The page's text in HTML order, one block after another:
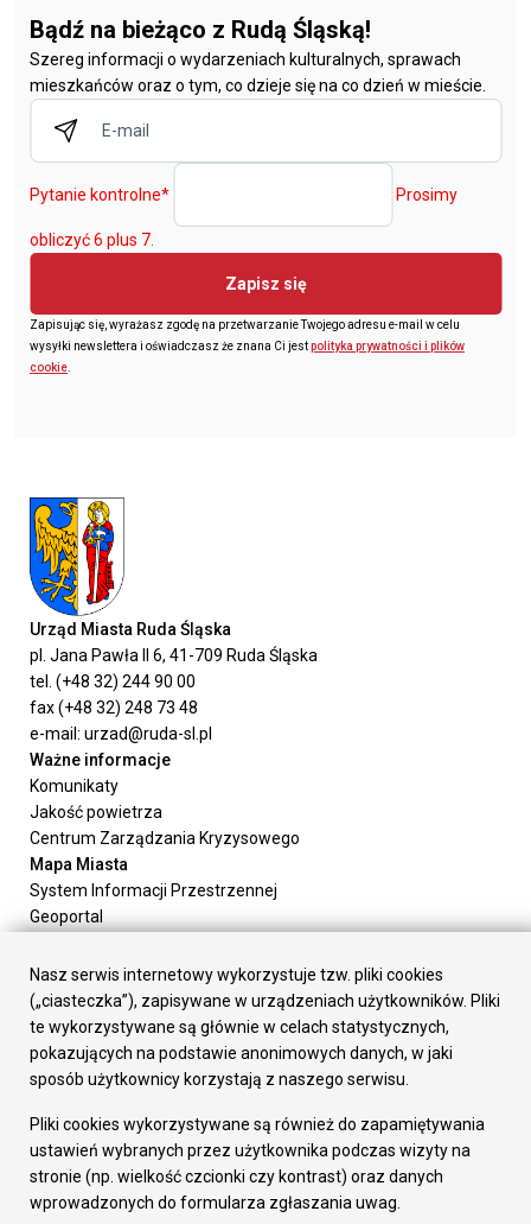
Bądź na bieżąco z Rudą Śląską!
Szereg informacji o wydarzeniach kulturalnych, sprawach
mieszkańców oraz o tym, co dzieje się na co dzień w mieście.
Pytanie kontrolne* Prosimy
obliczyć 6 plus 7.
Zapisz się
Zapisując się, wyrażasz zgodę na przetwarzanie Twojego adresu e-mail w celu
wysyłki newslettera i oświadczasz że znana Ci jestpolityka prywatności i plików
cookie.
Urząd Miasta Ruda Śląska
pl. Jana Pawła II 6, 41-709 Ruda Śląska
tel. (+48 32) 244 90 00
fax (+48 32) 248 73 48
e-mail: urzad@ruda-sl.pl
Ważne informacje
Komunikaty
Jakość powietrza
Centrum Zarządzania Kryzysowego
Mapa Miasta
System Informacji Przestrzennej
Geoportal
Załatw sprawę
Prezydent Miasta
Rada Miasta
Wydziały
Elektroniczna Skrzynka Podawcza
Gospodarka
Fundusze europejskie
Środki krajowe
Oferty inwestycyjne
Nasz serwis internetowy wykorzystuje tzw. pliki cookies
(„ciasteczka”), zapisywane w urządzeniach użytkowników. Pliki
te wykorzystywane są głównie w celach statystycznych,
pokazujących na podstawie anonimowych danych, w jaki
sposób użytkownicy korzystają z naszego serwisu.
Pliki cookies wykorzystywane są również do zapamiętywania
ustawień wybranych przez użytkownika podczas wizyty na
stronie (np. wielkość czcionki czy kontrast) oraz danych
wprowadzonych do formularza zgłaszania uwag.